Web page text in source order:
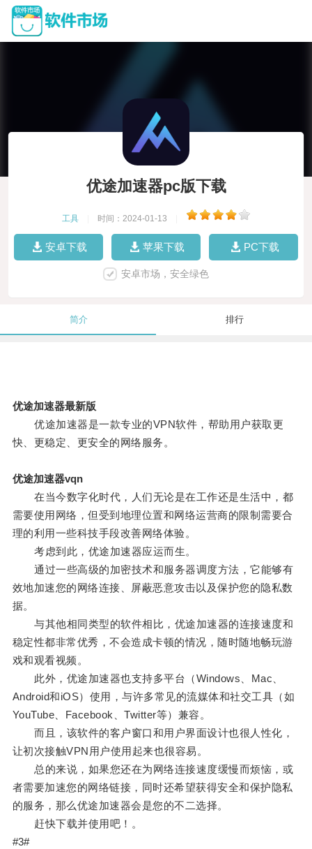
优途加速器pc版下载
工具 时间：2024-01-13
安卓下载 苹果下载 PC下载
安卓市场，安全绿色
简介 排行
优途加速器最新版
优途加速器是一款专业的VPN软件，帮助用户获取更
快、更稳定、更安全的网络服务。
优途加速器vqn
在当今数字化时代，人们无论是在工作还是生活中，都
需要使用网络，但受到地理位置和网络运营商的限制需要合
理的利用一些科技手段改善网络体验。
考虑到此，优途加速器应运而生。
通过一些高级的加密技术和服务器调度方法，它能够有
效地加速您的网络连接、屏蔽恶意攻击以及保护您的隐私数
据。
与其他相同类型的软件相比，优途加速器的连接速度和
稳定性都非常优秀，不会造成卡顿的情况，随时随地畅玩游
戏和观看视频。
此外，优途加速器也支持多平台（Windows、Mac、
Android和iOS）使用，与许多常见的流媒体和社交工具（如
YouTube、Facebook、Twitter等）兼容。
而且，该软件的客户窗口和用户界面设计也很人性化，
让初次接触VPN用户使用起来也很容易。
总的来说，如果您还在为网络连接速度缓慢而烦恼，或
者需要加速您的网络链接，同时还希望获得安全和保护隐私
的服务，那么优途加速器会是您的不二选择。
赶快下载并使用吧！。
#3#